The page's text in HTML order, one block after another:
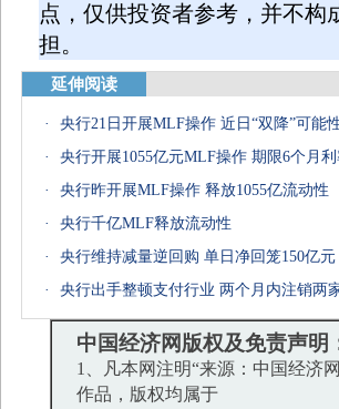
点，仅供投资者参考，并不
担。
延伸阅读
·
央行21日开展MLF操作 近日“双降”可能
·
央行开展1055亿元MLF操作 期限6个月利
·
央行昨开展MLF操作 释放1055亿流动性
·
央行千亿MLF释放流动性
·
央行维持减量逆回购 单日净回笼150亿元
·
央行出手整顿支付行业 两个月内注销两
中国经济网版权及免责声明
1、凡本网注明“来源：中国经济
作品，版权均属于